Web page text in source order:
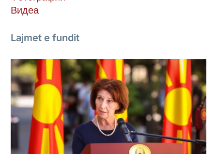
Видеа
Lajmet e fundit